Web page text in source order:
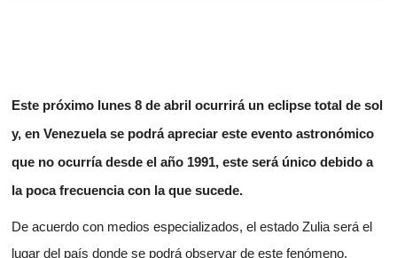
Este próximo lunes 8 de abril ocurrirá un eclipse total de sol
y, en Venezuela se podrá apreciar este evento astronómico
que no ocurría desde el año 1991, este será único debido a
la poca frecuencia con la que sucede.
De acuerdo con medios especializados, el estado Zulia será el
lugar del país donde se podrá observar de este fenómeno.